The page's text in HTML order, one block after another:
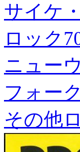
サイケ
ロック
ニュー
フォー
その他